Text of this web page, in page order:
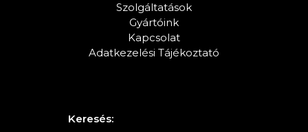
Szolgáltatások
Gyártóink
Kapcsolat
Adatkezelési Tájékoztató
Keresés: